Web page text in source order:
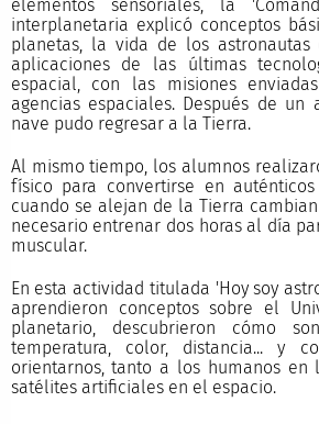
elementos sensoriales, la
interplanetaria explicó conceptos
planetas, la vida de los
aplicaciones de las últimas
espacial, con las misiones
agencias espaciales. Después de un
nave pudo regresar a la Tierra.
Al mismo tiempo, los alumnos
físico para convertirse en
cuando se alejan de la Tierra
necesario entrenar dos horas al día
muscular.
En esta actividad titulada 'Hoy soy
aprendieron conceptos sobre el
planetario, descubrieron cómo
temperatura, color, distancia... y
orientarnos, tanto a los humanos
satélites artificiales en el espacio.